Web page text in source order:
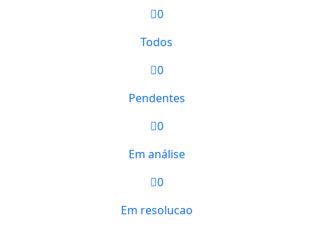
0
Todos
0
Pendentes
0
Em análise
0
Em resolucao